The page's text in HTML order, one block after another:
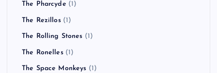
The Pharcyde (1)
The Rezillos(1)
The Rolling Stones (1)
The Ronelles(1)
The Space Monkeys (1)